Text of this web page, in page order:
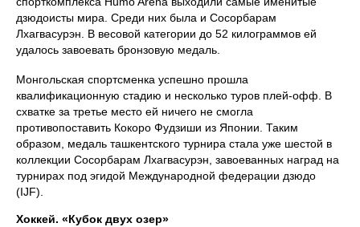
дзюдоисты мира. Среди них была и Сосорбарам
Лхагвасурэн. В весовой категории до 52 килограммов ей
удалось завоевать бронзовую медаль.
Монгольская спортсменка успешно прошла
квалификационную стадию и несколько туров плей-офф. В
схватке за третье место ей ничего не смогла
противопоставить Кокоро Фудзиши из Японии. Таким
образом, медаль ташкентского турнира стала уже шестой в
коллекции Сосорбарам Лхагвасурэн, завоеванных наград на
турнирах под эгидой Международной федерации дзюдо
(IJF).
Хоккей. «Кубок двух озер»